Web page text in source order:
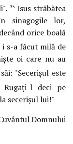
35Isus străbătea
sinagogile lor,
orice boală
s-a făcut milă de
oi care nu au
"Secerişul este
Rugaţi-l deci pe
secerişul lui!"
Domnului